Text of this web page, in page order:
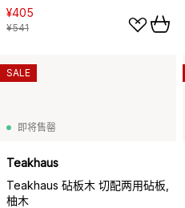
¥405
¥541
即将售罄
Teakhaus
Teakhaus 砧板木 切配两用砧板,
柚木
SALE